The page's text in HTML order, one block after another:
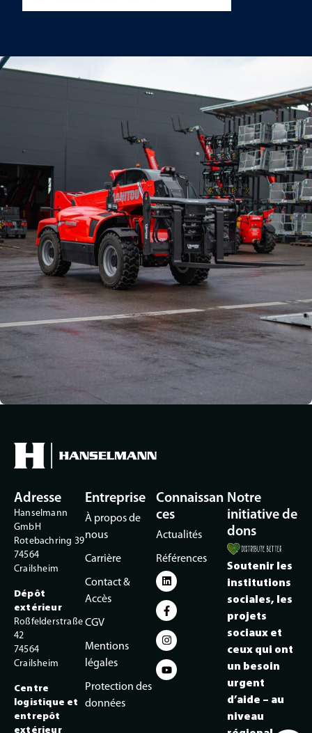
Adresse
Hanselmann
GmbH
Rotebachring 39
74564
Crailsheim
Dépôt
extérieur
Roßfelderstraße
42
74564
Crailsheim
Centre
logistique et
entrepôt
extérieur
Entreprise
À propos de
nous
Carrière
Contact &
Accès
CGV
Mentions
légales
Protection des
données
Connaissan
ces
Actualités
Références
Notre
initiative de
dons
Soutenir les
institutions
sociales, les
projets
sociaux et
ceux qui ont
un besoin
urgent
d’aide – au
niveau